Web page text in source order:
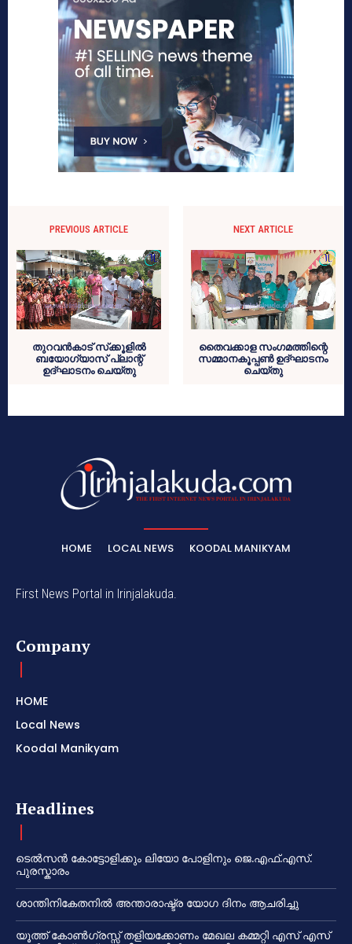
PREVIOUS ARTICLE
തുറവന്‍കാട് സ്‌ക്കൂളില്‍
ബയോഗ്യാസ് പ്ലാന്റ്
ഉദ്ഘാടനം ചെയ്തു
NEXT ARTICLE
തൈവക്കാള സംഗമത്തിന്റെ
സമ്മാനകൂപ്പണ്‍ ഉദ്ഘാടനം
ചെയ്തു
HOME LOCAL NEWS KOODAL MANIKYAM
First News Portal in Irinjalakuda.
Company
HOME
Local News
Koodal Manikyam
Headlines
ടെൽസൻ കോട്ടോളിക്കും ലിയോ പോളിനും ജെ.എഫ്.എസ്.
പുരസ്കാരം
ശാന്തിനികേതനിൽ അന്താരാഷ്ട്ര യോഗ ദിനം ആചരിച്ചു
യൂത്ത് കോൺഗ്രസ്സ് തളിയക്കോണം മേഖല കമ്മറ്റി എസ് എസ്